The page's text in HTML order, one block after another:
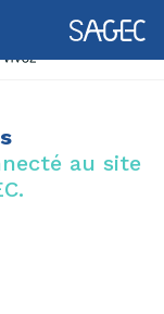
au site